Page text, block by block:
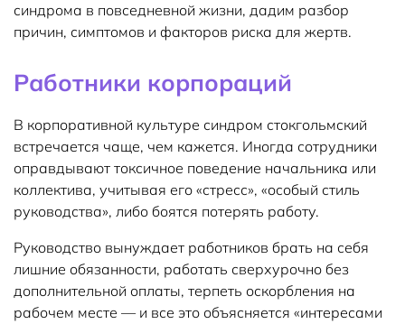
синдрома в повседневной жизни, дадим разбор
причин, симптомов и факторов риска для жертв.
Работники корпораций
В корпоративной культуре синдром стокгольмский
встречается чаще, чем кажется. Иногда сотрудники
оправдывают токсичное поведение начальника или
коллектива, учитывая его «стресс», «особый стиль
руководства», либо боятся потерять работу.
Руководство вынуждает работников брать на себя
лишние обязанности, работать сверхурочно без
дополнительной оплаты, терпеть оскорбления на
рабочем месте — и все это объясняется «интересами